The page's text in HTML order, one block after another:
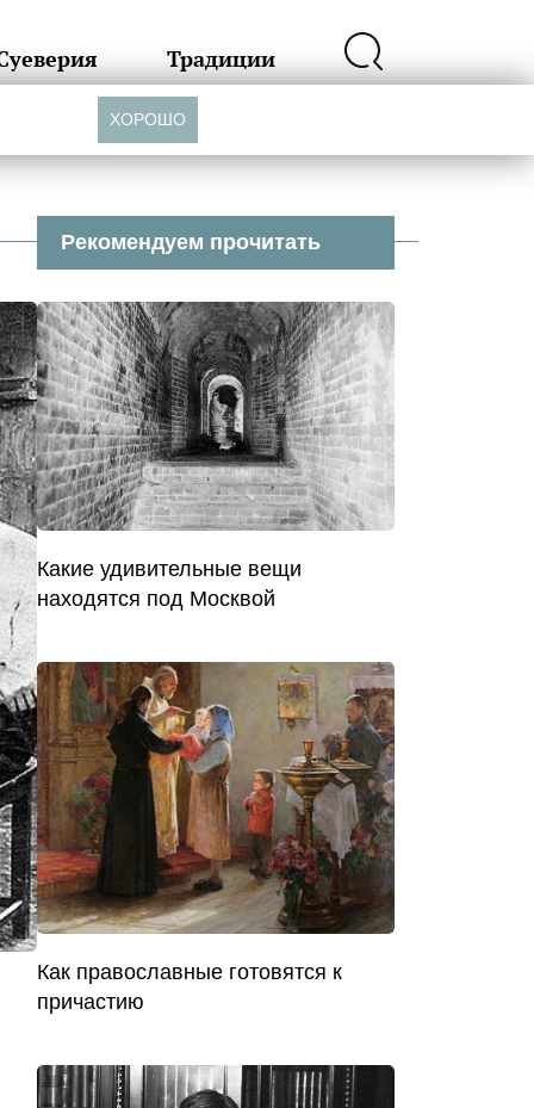
Традиции
Рекомендуем прочитать
Какие удивительные вещи
находятся под Москвой
Как православные готовятся к
причастию
ХОРОШО